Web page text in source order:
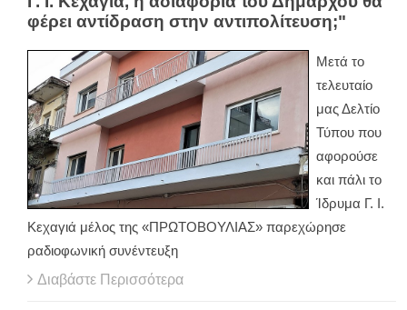
φέρει αντίδραση στην αντιπολίτευση;"
Μετά το
τελευταίο
μας Δελτίο
Τύπου που
αφορούσε
και πάλι το
Ίδρυμα Γ. Ι.
Κεχαγιά μέλος της «ΠΡΩΤΟΒΟΥΛΙΑΣ» παρεχώρησε
ραδιοφωνική συνέντευξη
Διαβάστε Περισσότερα